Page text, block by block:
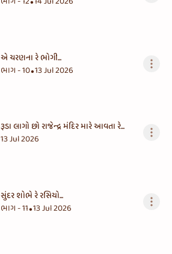
એ ચરણના રે ભોગી...
ભાગ - 10•13 Jul 2026
રૂડા લાગો છો રાજેન્દ્ર મંદિર મારે આવતા રે...
13 Jul 2026
સુંદર શોભે રે રસિયો...
ભાગ - 11•13 Jul 2026